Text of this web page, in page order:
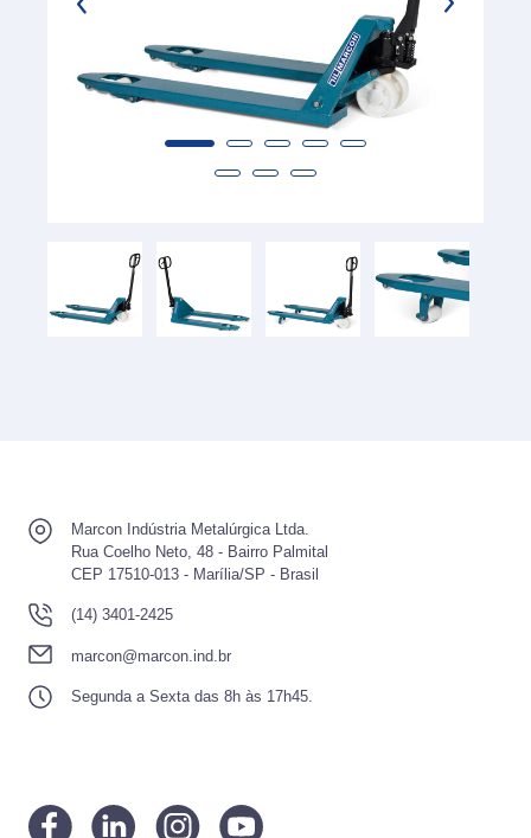
Marcon Indústria Metalúrgica Ltda.
Rua Coelho Neto, 48 - Bairro Palmital
CEP 17510-013 - Marília/SP - Brasil
(14) 3401-2425
marcon@marcon.ind.br
Segunda a Sexta das 8h às 17h45.